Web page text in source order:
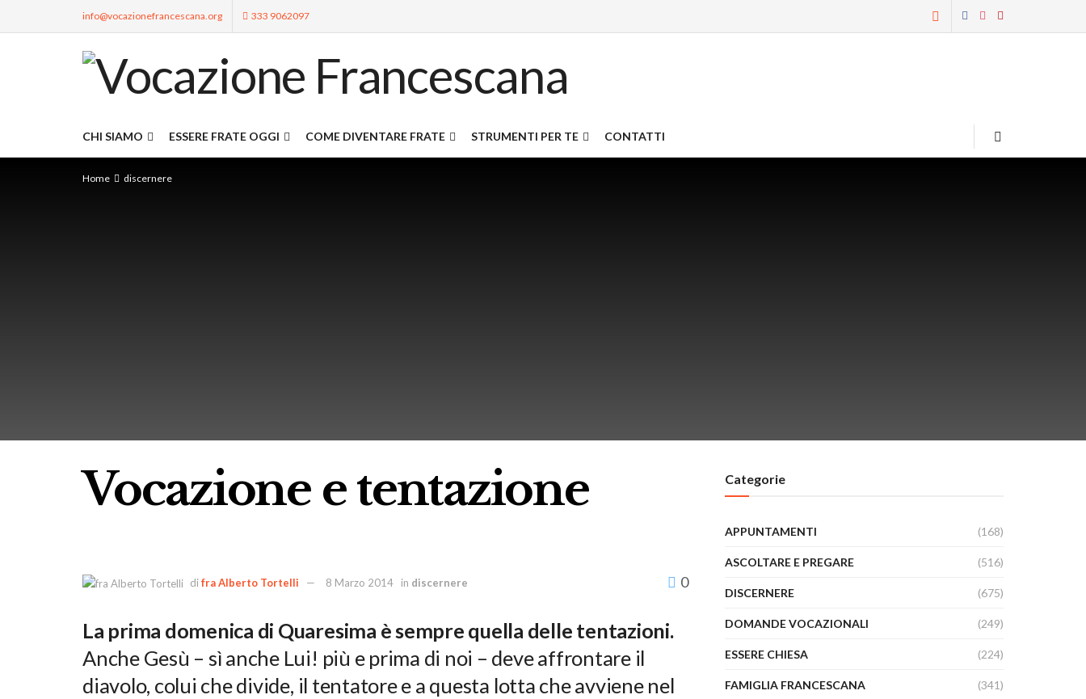
info@vocazionefrancescana.org 333 9062097
CHI SIAMO ESSERE FRATE OGGI COME DIVENTARE FRATE STRUMENTI PER TE CONTATTI
Home discernere
Vocazione e tentazione
difra Alberto Tortelli 8 Marzo 2014 in discernere 0
La prima domenica di Quaresima è sempre quella delle tentazioni.
Anche Gesù – sì anche Lui! più e prima di noi – deve affrontare il
diavolo, colui che divide, il tentatore e a questa lotta che avviene nel
Categorie
APPUNTAMENTI (168)
ASCOLTARE E PREGARE (516)
DISCERNERE (675)
DOMANDE VOCAZIONALI (249)
ESSERE CHIESA (224)
FAMIGLIA FRANCESCANA (341)